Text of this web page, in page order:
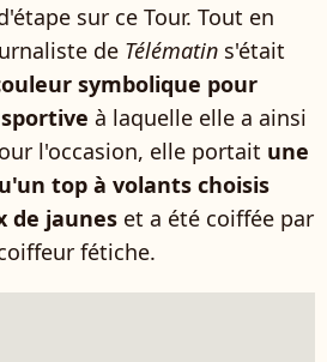
sur ce Tour. Tout en
de Télématin s'était
symbolique pour
à laquelle elle a ainsi
l'occasion, elle portait une
top à volants choisis
de jaunes et a été coiffée par
fétiche.